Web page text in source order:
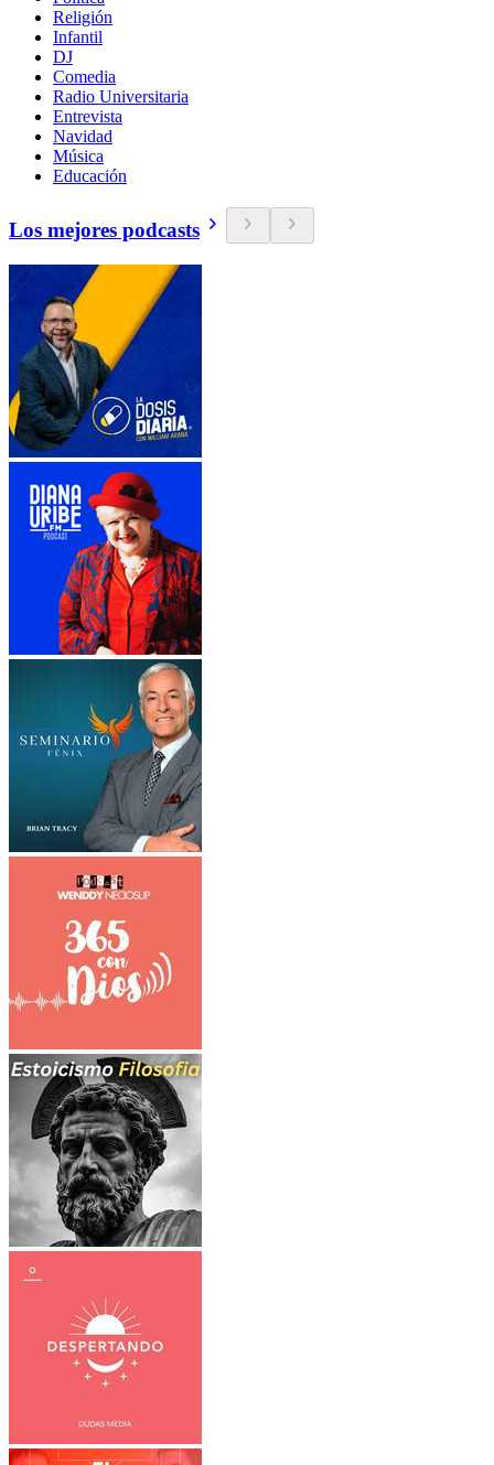
Religión
Infantil
DJ
Comedia
Radio Universitaria
Entrevista
Navidad
Música
Educación
Los mejores podcasts